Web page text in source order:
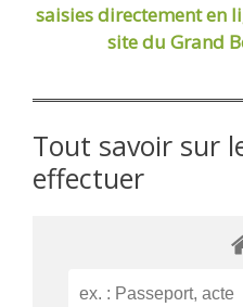
saisies directement en
site du Grand
Tout savoir sur
effectuer